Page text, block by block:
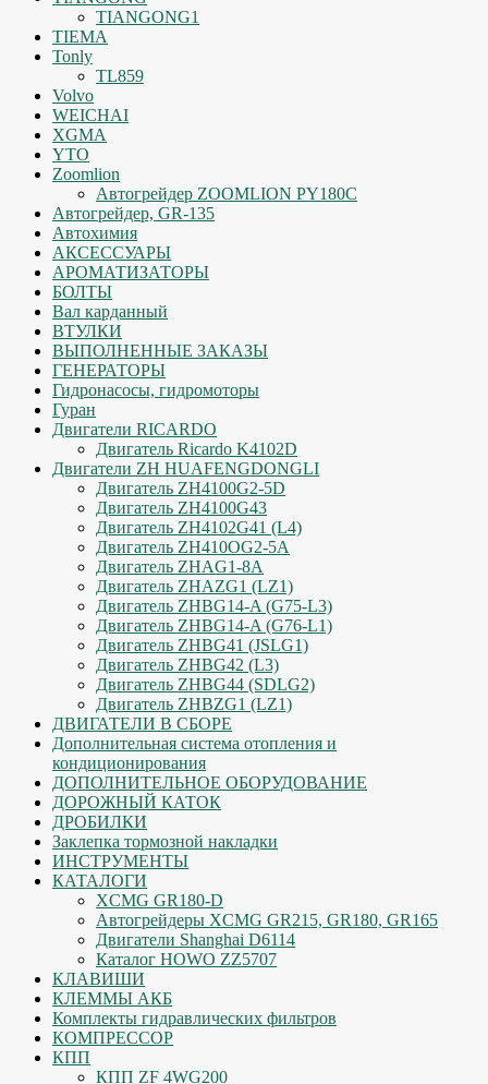
TIANGONG1
TIEMA
Tonly
TL859
Volvo
WEICHAI
XGMA
YTO
Zoomlion
Автогрейдер ZOOMLION PY180C
Автогрейдер, GR-135
Автохимия
АКСЕССУАРЫ
АРОМАТИЗАТОРЫ
БОЛТЫ
Вал карданный
ВТУЛКИ
ВЫПОЛНЕННЫЕ ЗАКАЗЫ
ГЕНЕРАТОРЫ
Гидронасосы, гидромоторы
Гуран
Двигатели RICARDO
Двигатель Ricardo K4102D
Двигатели ZH HUAFENGDONGLI
Двигатель ZH4100G2-5D
Двигатель ZH4100G43
Двигатель ZH4102G41 (L4)
Двигатель ZH410OG2-5A
Двигатель ZHAG1-8A
Двигатель ZHAZG1 (LZ1)
Двигатель ZHBG14-A (G75-L3)
Двигатель ZHBG14-A (G76-L1)
Двигатель ZHBG41 (JSLG1)
Двигатель ZHBG42 (L3)
Двигатель ZHBG44 (SDLG2)
Двигатель ZHBZG1 (LZ1)
ДВИГАТЕЛИ В СБОРЕ
Дополнительная система отопления и
кондиционирования
ДОПОЛНИТЕЛЬНОЕ ОБОРУДОВАНИЕ
ДОРОЖНЫЙ КАТОК
ДРОБИЛКИ
Заклепка тормозной накладки
ИНСТРУМЕНТЫ
КАТАЛОГИ
XCMG GR180-D
Автогрейдеры XCMG GR215, GR180, GR165
Двигатели Shanghai D6114
Каталог HOWO ZZ5707
КЛАВИШИ
КЛЕММЫ АКБ
Комплекты гидравлических фильтров
КОМПРЕССОР
КПП
КПП ZF 4WG200